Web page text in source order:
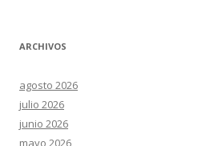
ARCHIVOS
agosto 2026
julio 2026
junio 2026
mayo 2026